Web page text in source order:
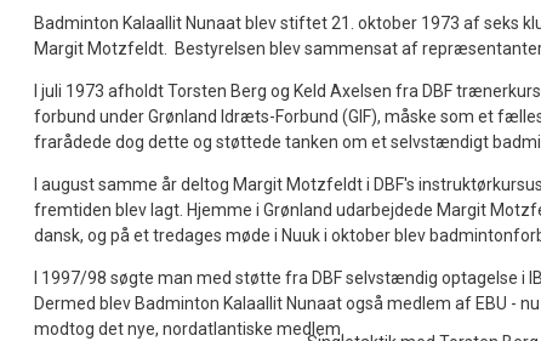
Badminton Kalaallit Nunaat blev stiftet 21. oktober 1973 af seks
Margit Motzfeldt. Bestyrelsen blev sammensat af
I juli 1973 afholdt Torsten Berg og Keld Axelsen fra DBF
forbund under Grønland Idræts-Forbund (GIF), måske som et
frarådede dog dette og støttede tanken om et selvstændigt
I august samme år deltog Margit Motzfeldt i DBF's
fremtiden blev lagt. Hjemme i Grønland udarbejdede Margit
dansk, og på et tredages møde i Nuuk i oktober blev
I 1997/98 søgte man med støtte fra DBF selvstændig optagelse i
Dermed blev Badminton Kalaallit Nunaat også medlem af EBU -
modtog det nye, nordatlantiske medlem.